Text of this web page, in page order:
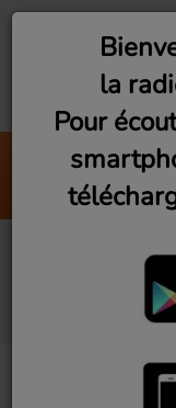
Azzfar
la
Pour